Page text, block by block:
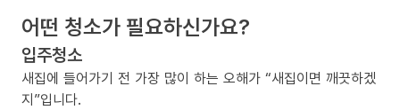
어떤 청소가 필요하신가요?
입주청소
새집에 들어가기 전 가장 많이 하는 오해가 “새집이면 깨끗하겠
지”입니다.